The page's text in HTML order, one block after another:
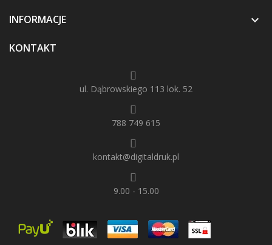
INFORMACJE 
KONTAKT
ul. Dąbrowskiego 113 lok. 52
788 749 615
kontakt@digitaldruk.pl
9.00 - 15.00